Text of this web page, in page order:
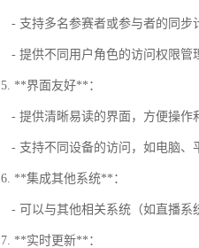
- 支持多名参赛者或参与者的同步
- 提供不同用户角色的访问权限管
5. **界面友好**：
- 提供清晰易读的界面，方便操作
- 支持不同设备的访问，如电脑、
6. **集成其他系统**：
- 可以与其他相关系统（如直播系
7. **实时更新**：